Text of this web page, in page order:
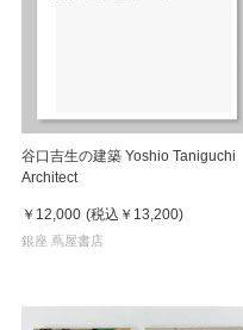
谷口吉生の建築 Yoshio Taniguchi
Architect
￥12,000 (税込 ￥13,200)
銀座 蔦屋書店